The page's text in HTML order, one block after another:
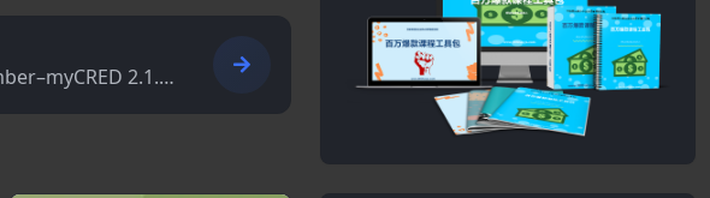
2.1.8
插件